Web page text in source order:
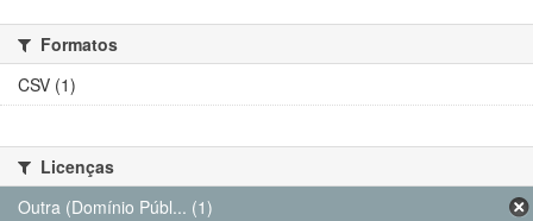
Formatos
CSV (1)
Licenças
Outra (Domínio Públ... (1)